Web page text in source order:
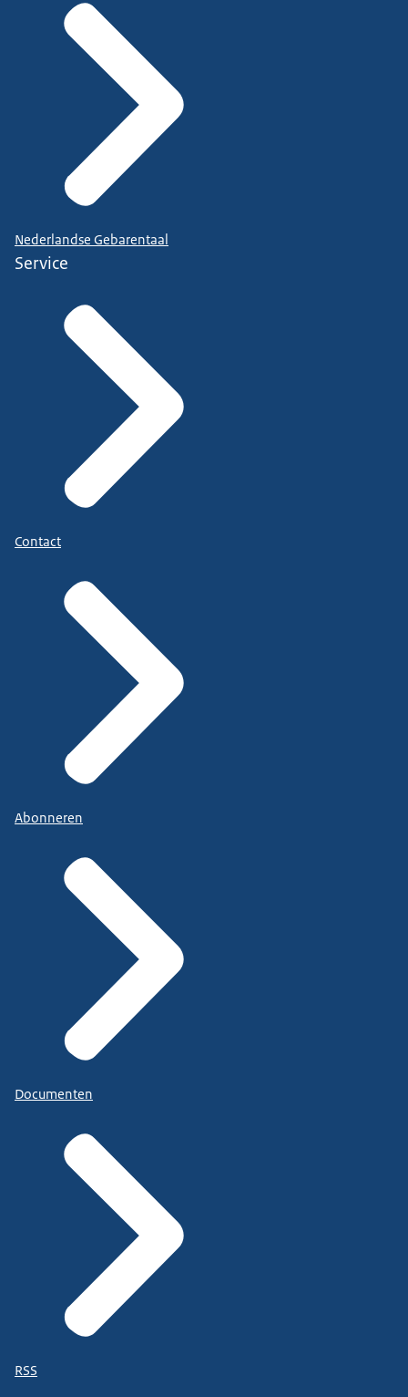
Nederlandse Gebarentaal
Service
Contact
Abonneren
Documenten
RSS